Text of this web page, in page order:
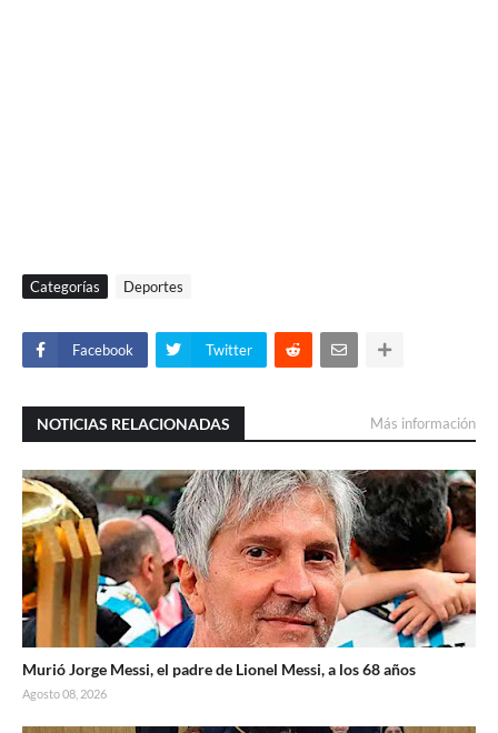
Categorías Deportes
Facebook Twitter
NOTICIAS RELACIONADAS Más información
Murió Jorge Messi, el padre de Lionel Messi, a los 68 años
Agosto 08, 2026